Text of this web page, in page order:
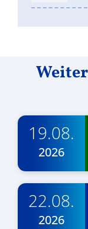
19.08.
2026
22.08.
2026